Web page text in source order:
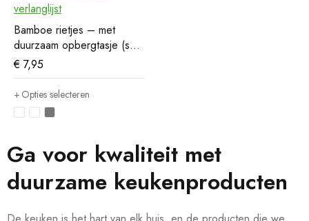
verlanglijst
Bamboe rietjes – met
duurzaam opbergtasje (set
van 6)
€ 7,95
Opties selecteren
Ga voor kwaliteit met
duurzame keukenproducten